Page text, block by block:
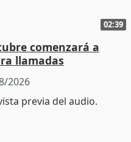
02:39
comenzará a
llamadas
2026